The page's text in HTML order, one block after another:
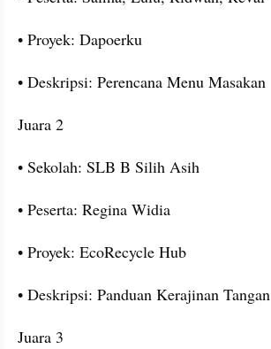
• Proyek: Dapoerku
• Deskripsi: Perencana Menu Masakan
Juara 2
• Sekolah: SLB B Silih Asih
• Peserta: Regina Widia
• Proyek: EcoRecycle Hub
• Deskripsi: Panduan Kerajinan Tangan
Juara 3